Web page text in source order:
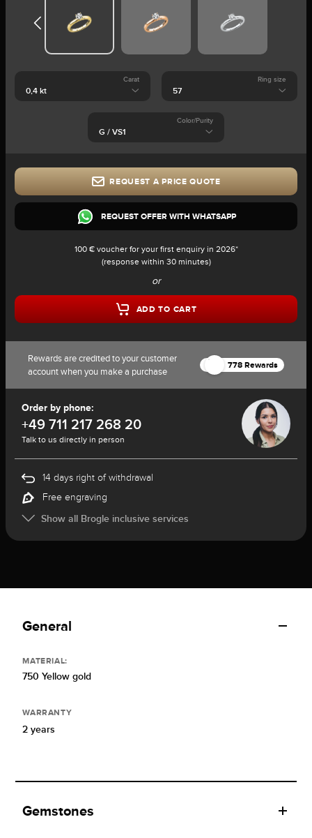
Carat Ring size
Color/Purity
REQUEST A PRICE QUOTE
REQUEST OFFER WITH WHATSAPP
100 € voucher for your first enquiry in 2026*
(response within 30 minutes)
or
ADD TO CART
Rewards are credited to your customer
account when you make a purchase
778 Rewards
Order by phone:
+49 711 217 268 20
Talk to us directly in person
14 days right of withdrawal
Free engraving
Show all Brogle inclusive services
General
MATERIAL:
750 Yellow gold
WARRANTY
2 years
Gemstones